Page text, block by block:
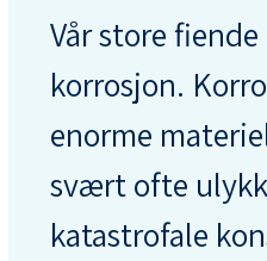
Vår store
korrosjon.
enorme
svært ofte
katastrofale